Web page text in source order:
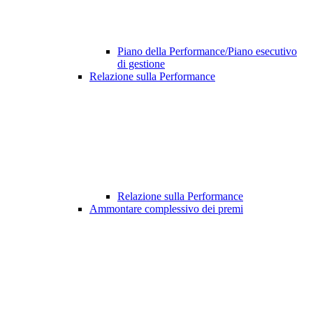
Piano della Performance/Piano esecutivo
di gestione
Relazione sulla Performance
Relazione sulla Performance
Ammontare complessivo dei premi